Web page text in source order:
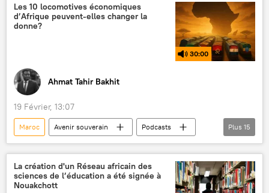
Les 10 locomotives économiques
d’Afrique peuvent-elles changer la
donne?
30:00
Ahmat Tahir Bakhit
19 Février, 13:07
Maroc Avenir souverain
Podcasts
Afrique
économie
puissance
compétitivité
Nigeria
Afrique du Sud
Egypte
Angola
Plus 15
La création d'un Réseau africain des
sciences de l’éducation a été signée à
Nouakchott